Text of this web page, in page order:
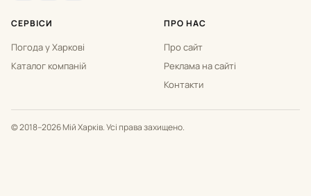
СЕРВІСИ
Погода у Харкові
Каталог компаній
ПРО НАС
Про сайт
Реклама на сайті
Контакти
© 2018–2026 Мій Харків. Усі права захищено.